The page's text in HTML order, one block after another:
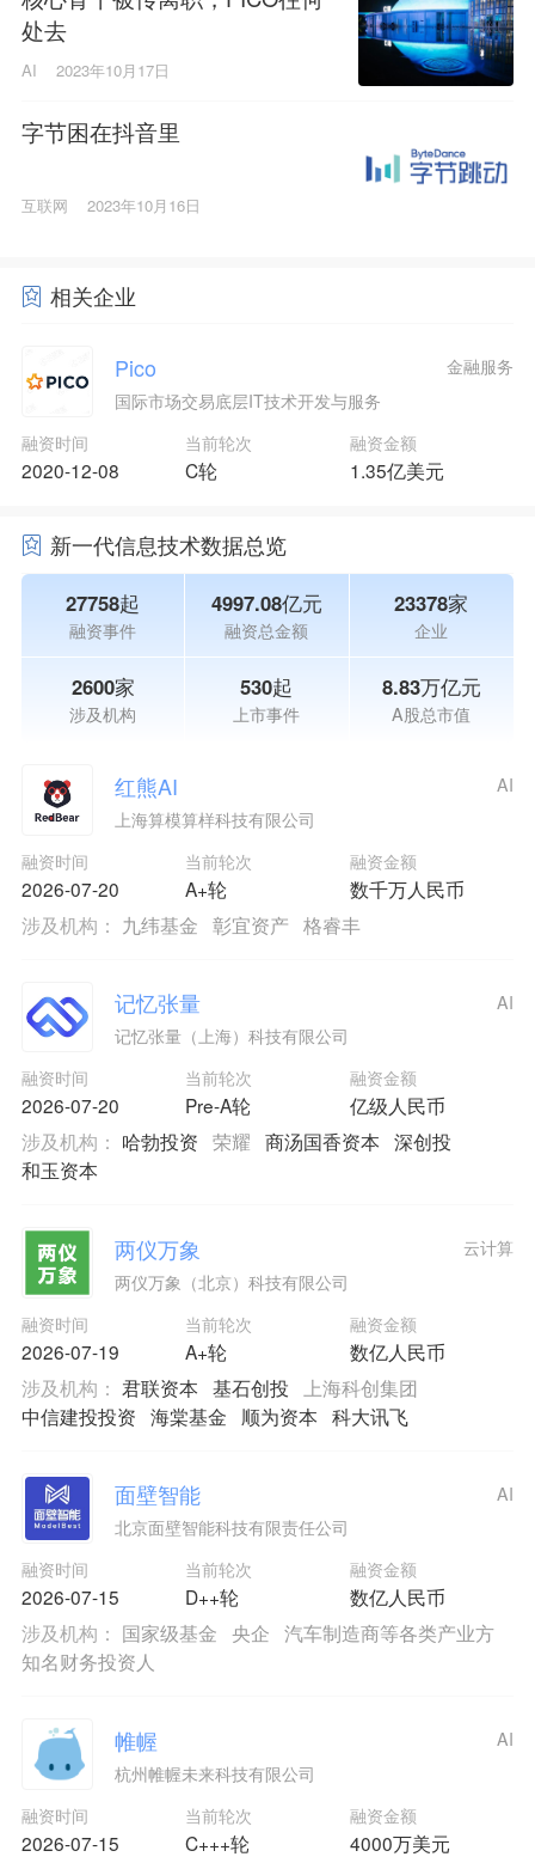
处去
AI 2023年10月17日
字节困在抖音里
互联网 2023年10月16日
相关企业
Pico
国际市场交易底层IT技术开发与服务
金融服务
融资时间
2020-12-08
当前轮次
C轮
融资金额
1.35亿美元
新一代信息技术数据总览
27758起
融资事件
4997.08亿元
融资总金额
23378家
企业
2600家
涉及机构
530起
上市事件
8.83万亿元
A股总市值
红熊AI
上海算模算样科技有限公司
融资时间
2026-07-20
当前轮次
A+轮
融资金额
数千万人民币
AI
涉及机构： 九纬基金 彰宜资产 格睿丰
记忆张量
记忆张量（上海）科技有限公司
融资时间
2026-07-20
当前轮次
Pre-A轮
融资金额
亿级人民币
AI
涉及机构： 哈勃投资 荣耀 商汤国香资本 深创投
和玉资本
两仪万象
两仪万象（北京）科技有限公司
融资时间
2026-07-19
当前轮次
A+轮
融资金额
数亿人民币
云计算
涉及机构： 君联资本 基石创投
上海科创集团
中信建投投资 海棠基金 顺为资本 科大讯飞
面壁智能
北京面壁智能科技有限责任公司
融资时间
2026-07-15
当前轮次
D++轮
融资金额
数亿人民币
AI
涉及机构： 国家级基金 央企 汽车制造商等各类产业方
知名财务投资人
帷幄
杭州帷幄未来科技有限公司
融资时间
2026-07-15
当前轮次
C+++轮
融资金额
4000万美元
AI